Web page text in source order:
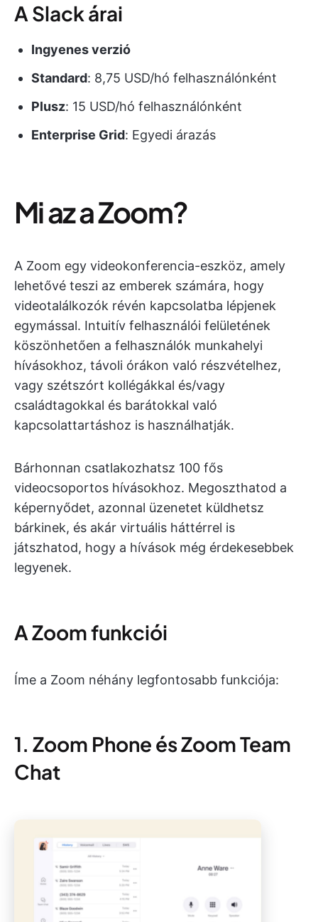
A Slack árai
Ingyenes verzió
Standard: 8,75 USD/hó felhasználónként
Plusz: 15 USD/hó felhasználónként
Enterprise Grid: Egyedi árazás
Mi az a Zoom?
A Zoom egy videokonferencia-eszköz, amely
lehetővé teszi az emberek számára, hogy
videotalálkozók révén kapcsolatba lépjenek
egymással. Intuitív felhasználói felületének
köszönhetően a felhasználók munkahelyi
hívásokhoz, távoli órákon való részvételhez,
vagy szétszórt kollégákkal és/vagy
családtagokkal és barátokkal való
kapcsolattartáshoz is használhatják.
Bárhonnan csatlakozhatsz 100 fős
videocsoportos hívásokhoz. Megoszthatod a
képernyődet, azonnal üzenetet küldhetsz
bárkinek, és akár virtuális háttérrel is
játszhatod, hogy a hívások még érdekesebbek
legyenek.
A Zoom funkciói
Íme a Zoom néhány legfontosabb funkciója:
1. Zoom Phone és Zoom Team
Chat